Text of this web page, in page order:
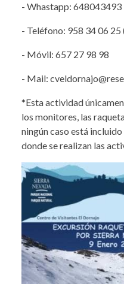
- Whastapp: 648043493
- Teléfono: 958 34 06
- Móvil: 657 27 98 98
- Mail:
*Esta actividad
los monitores, las
ningún caso está
donde se realizan las